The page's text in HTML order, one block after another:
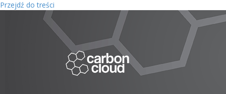
Przejdź do treści